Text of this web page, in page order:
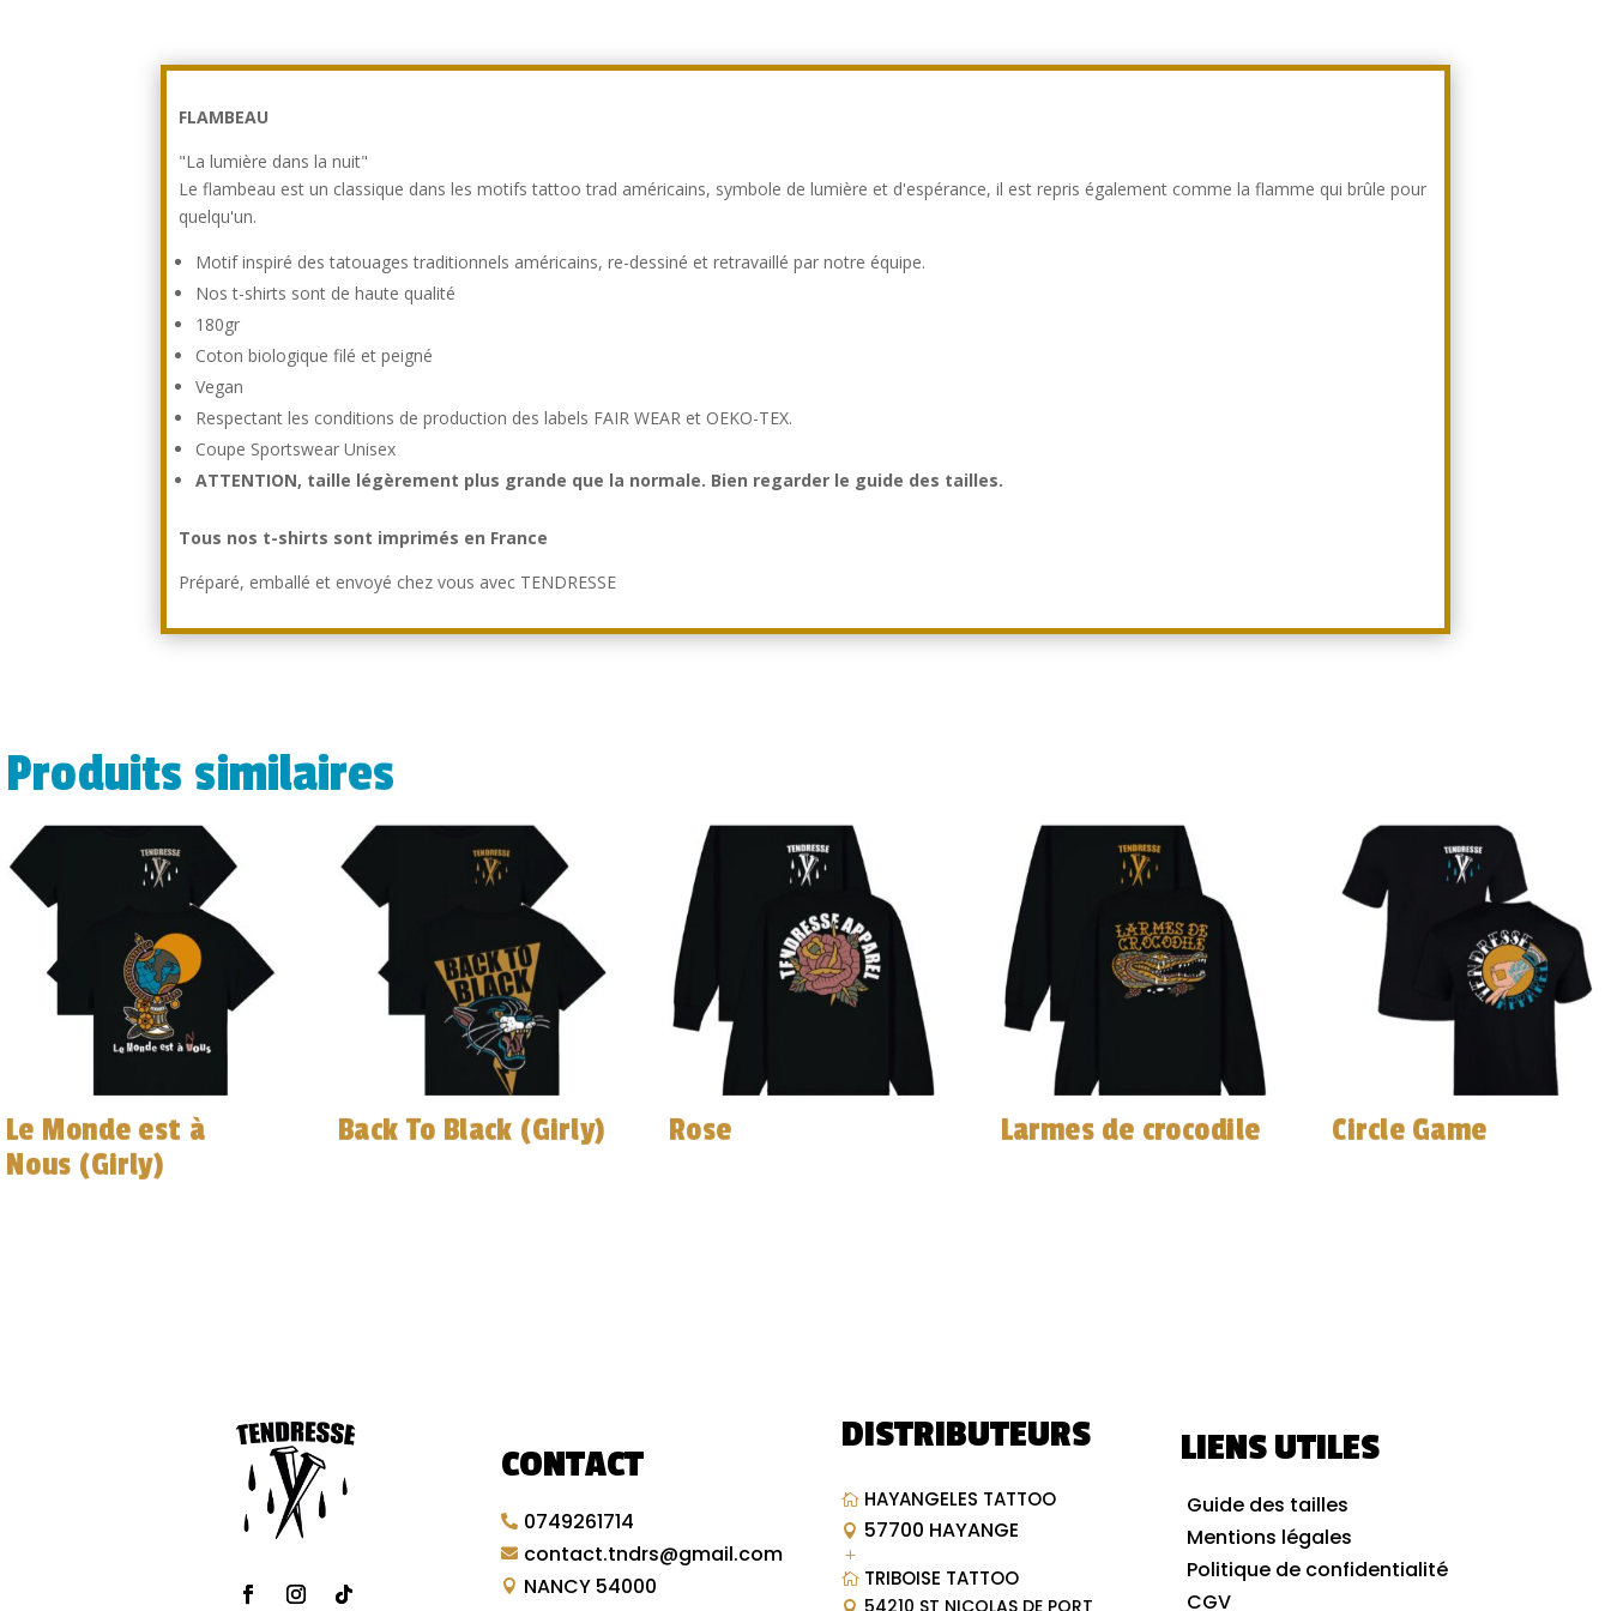
FLAMBEAU
"La lumière dans la nuit"
Le flambeau est un classique dans les motifs tattoo trad américains, symbole de lumière et d'espérance, il est repris également comme la flamme qui brûle pour
quelqu'un.
Motif inspiré des tatouages traditionnels américains, re-dessiné et retravaillé par notre équipe.
Nos t-shirts sont de haute qualité
180gr
Coton biologique filé et peigné
Vegan
Respectant les conditions de production des labels FAIR WEAR et OEKO-TEX.
Coupe Sportswear Unisex
ATTENTION, taille légèrement plus grande que la normale. Bien regarder le guide des tailles.
Tous nos t-shirts sont imprimés en France
Préparé, emballé et envoyé chez vous avec TENDRESSE
Produits similaires
Le Monde est à
Nous (Girly)
Back To Black (Girly) Rose Larmes de crocodile Circle Game
CONTACT
 0749261714
 contact.tndrs@gmail.com
 NANCY 54000
DISTRIBUTEURS
 HAYANGELES TATTOO
 57700 HAYANGE
L
 TRIBOISE TATTOO

LIENS UTILES
Guide des tailles
Mentions légales
Politique de confidentialité
CGV